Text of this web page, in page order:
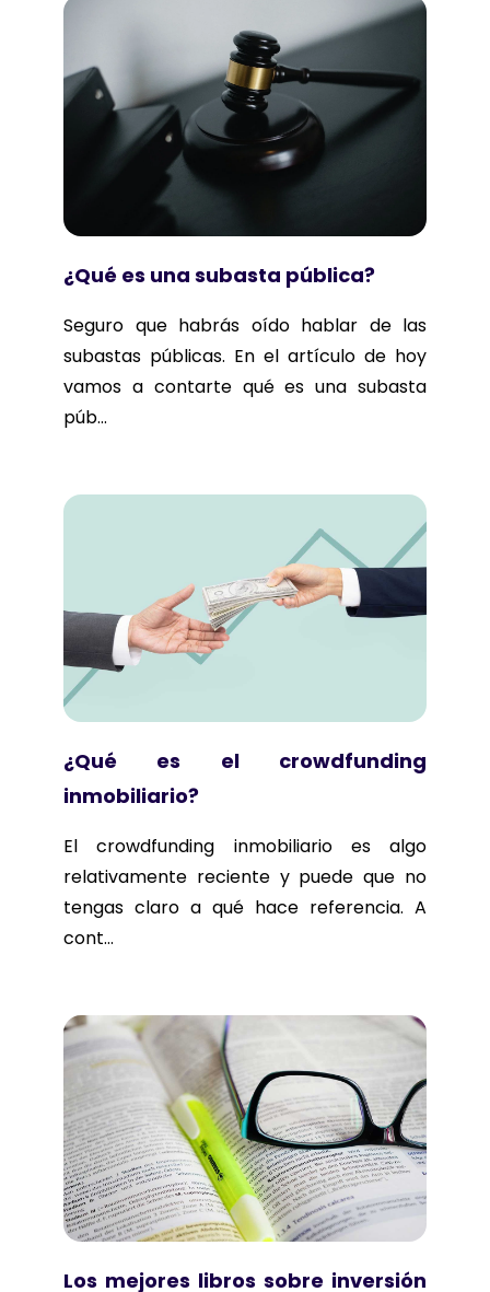
¿Qué es una subasta pública?
Seguro que habrás oído hablar de las
subastas públicas. En el artículo de hoy
vamos a contarte qué es una subasta
púb...
¿Qué es el crowdfunding
inmobiliario?
El crowdfunding inmobiliario es algo
relativamente reciente y puede que no
tengas claro a qué hace referencia. A
cont...
Los mejores libros sobre inversión